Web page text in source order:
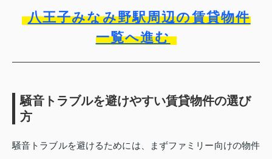
八王子みなみ野駅周辺の賃貸物件
一覧へ進む
騒音トラブルを避けやすい賃貸物件の選び
方
騒音トラブルを避けるためには、まずファミリー向けの物件